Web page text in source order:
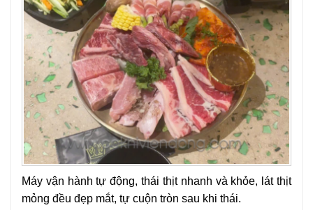
Máy vận hành tự động, thái thịt nhanh và khỏe, lát thịt
mỏng đều đẹp mắt, tự cuộn tròn sau khi thái.